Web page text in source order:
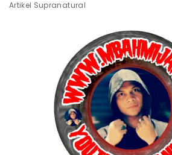
Artikel Supranatural